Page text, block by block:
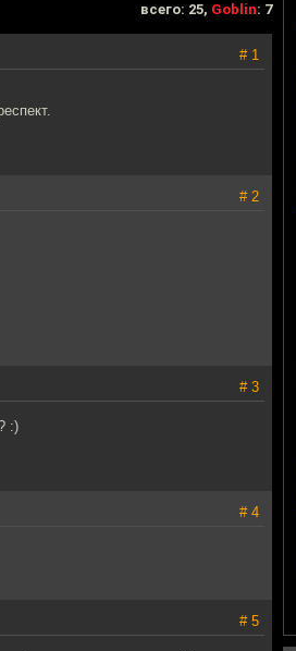
всего: 25, Goblin: 7
# 1
# 2
# 3
:)
# 4
# 5